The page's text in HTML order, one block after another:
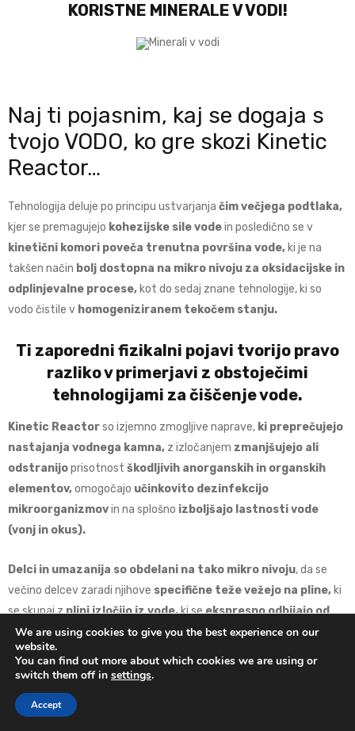
Domov
KORISTNE MINERALE V VODI!
Naj ti pojasnim, kaj se dogaja s
tvojo VODO, ko gre skozi Kinetic
Reactor…
Tehnologija deluje po principu ustvarjanja čim večjega podtlaka,
kjer se premagujejo kohezijske sile vodein posledično se v
kinetični komori poveča trenutna površina vode, ki je na
takšen način bolj dostopna na mikro nivoju za oksidacijske in
odplinjevalne procese, kot do sedaj znane tehnologije, ki so
vodo čistile v homogeniziranem tekočem stanju.
Ti zaporedni fizikalni pojavi tvorijo pravo
razliko v primerjavi z obstoječimi
tehnologijami za čiščenje vode.
Kinetic Reactorso izjemno zmogljive naprave, ki preprečujejo
nastajanja vodnega kamna, z izločanjem zmanjšujejo ali
odstranijoprisotnost škodljivih anorganskih in organskih
elementov,omogočajo učinkovito dezinfekcijo
mikroorganizmovin na splošno izboljšajo lastnosti vode
(vonj in okus).
Delci in umazanija so obdelani na tako mikro nivoju, da se
večino delcev zaradi njihove specifične teže vežejo na pline, ki
se skupaj zplini izločijo iz vode,ki seekspresno odbijajo od
curka, ki ga povzroči Reactor.
Delnevtraliziranih delcev je v vodi
, ki se vizualno ne vidijo, ker
sooksidirani na mikro ravni
zopet topni v vodi
We are using cookies to give you the best experience on our
website.
You can find out more about which cookies we are using or
switch them off in settings.
Accept